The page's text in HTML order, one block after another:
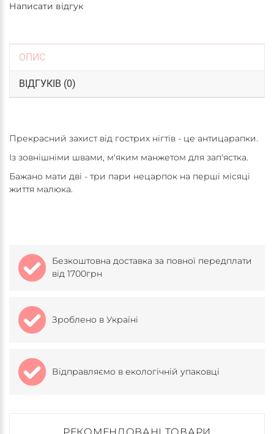
Написати відгук
ОПИС
ВІДГУКІВ (0)
Прекрасний захист від гострих нігтів - це антицарапки.
Із зовнішніми швами, м'яким манжетом для зап'ястка.
Бажано мати дві - три пари нецарпок на перші місяці
життя малюка.
Безкоштовна доставка за повної передплати
від 1700грн
Зроблено в Україні
Відправляємо в екологічній упаковці